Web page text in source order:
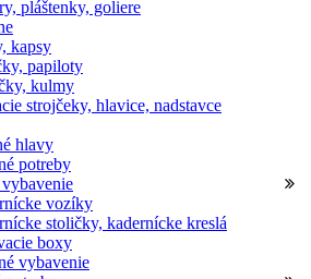
pláštenky, goliere
kapsy
papiloty
kulmy
strojčeky, hlavice, nadstavce
hlavy
potreby
vozíky
stoličky, kadernícke kreslá
boxy
vybavenie